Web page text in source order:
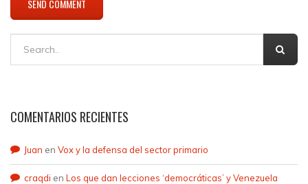
COMENTARIOS RECIENTES
Juan en Vox y la defensa del sector primario
craqdi en Los que dan lecciones ‘democráticas’ y Venezuela